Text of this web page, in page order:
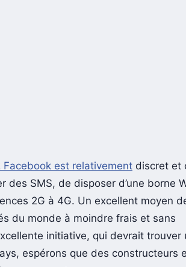
Facebook est relativementdiscret et
SMS, de disposer d’une borne
2G à 4G. Un excellent moyen de
du monde à moindre frais et sans
initiative, qui devrait trouver